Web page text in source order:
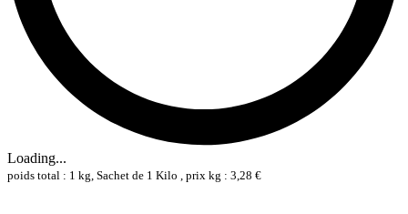
Loading...
poids total : 1 kg, Sachet de 1 Kilo , prix kg : 3,28 €